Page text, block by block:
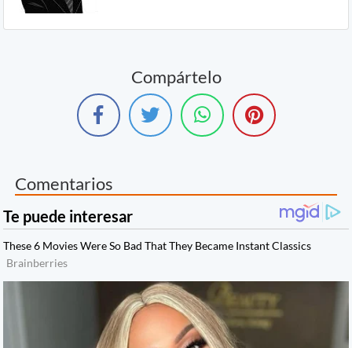
Compártelo
Comentarios